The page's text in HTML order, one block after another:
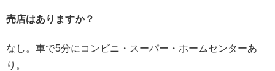
売店はありますか？
なし。車で5分にコンビニ・スーパー・ホームセンターあ
り。